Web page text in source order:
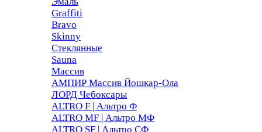
Graffiti
Bravo
Skinny
Стеклянные
Sauna
Массив
АМПИР Массив Йошкар-Ола
ЛОРД Чебоксары
ALTRO F | Альтро Ф
ALTRO MF | Альтро МФ
ALTRO SF | Альтро СФ